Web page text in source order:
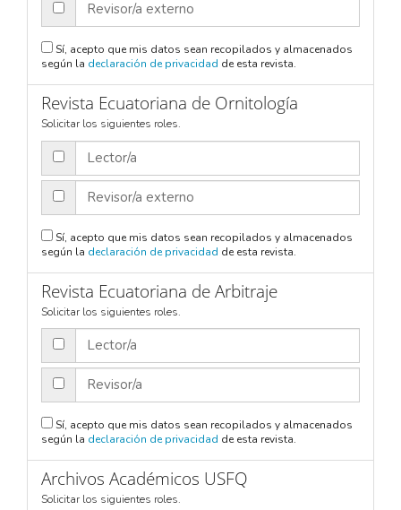
Revisor/a externo
según la declaración de privacidad de esta revista.
Revista Ecuatoriana de Ornitología
Solicitar los siguientes roles.
Lector/a
Revisor/a externo
según la declaración de privacidad de esta revista.
Revista Ecuatoriana de Arbitraje
Solicitar los siguientes roles.
Lector/a
Revisor/a
según la declaración de privacidad de esta revista.
Archivos Académicos USFQ
Solicitar los siguientes roles.